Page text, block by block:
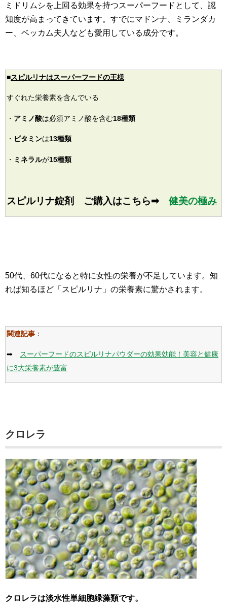
ミドリムシを上回る効果を持つスーパーフードとして、認
知度が高まってきています。すでにマドンナ、ミランダカ
ー、ベッカム夫人なども愛用している成分です。
■スピルリナはスーパーフードの王様
すぐれた栄養素を含んでいる
・ アミノ酸は必須アミノ酸を含む18種類
・ ビタミンは13種類
・ ミネラルが15種類
スピルリナ錠剤 ご購入はこちら➡ 健美の極み
50代、60代になると特に女性の栄養が不足しています。知
れば知るほど「スピルリナ」の栄養素に驚かされます。
関連記事 ：
➡ スーパーフードのスピルリナパウダーの効果効能！美容と健康
に3大栄養素が豊富
クロレラ
クロレラは淡水性単細胞緑藻類です。